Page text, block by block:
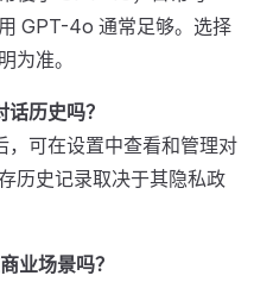
GPT-4o 通常足够。选择
为准。
历史吗？
可在设置中查看和管理对
历史记录取决于其隐私政
业场景吗？